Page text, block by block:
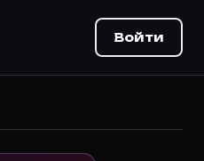
planner.ru).
Войти